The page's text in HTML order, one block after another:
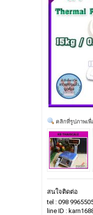
คลิกที่รูปภาพเ
สนใจติดต่อ
tel : 098
line ID :